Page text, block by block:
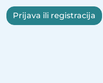
Prijava ili registracija